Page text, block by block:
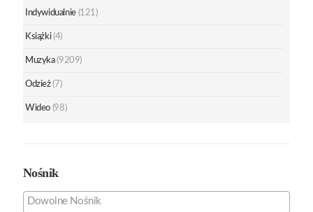
Indywidualnie (121)
Książki (4)
Muzyka (9209)
Odzież (7)
Wideo (98)
Nośnik